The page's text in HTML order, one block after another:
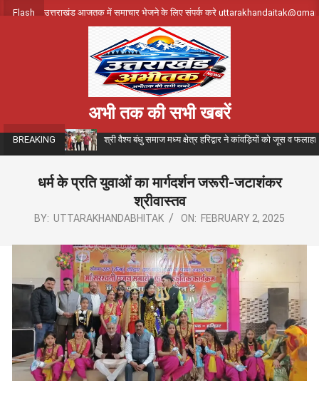
SkipFlash उत्तराखंड आजतक में समाचार भेजने के लिए संपर्क करे
अभी तक की सभी खबरें
BREAKING श्री वैश्य बंधु समाज मध्य क्षेत्र हरिद्वार ने कांवड़ियों को जूस व
धर्म के प्रति युवाओं का मार्गदर्शन जरूरी-जटाशंकर
श्रीवास्तव
BY: UTTARAKHANDABHITAK ON: FEBRUARY 2, 2025